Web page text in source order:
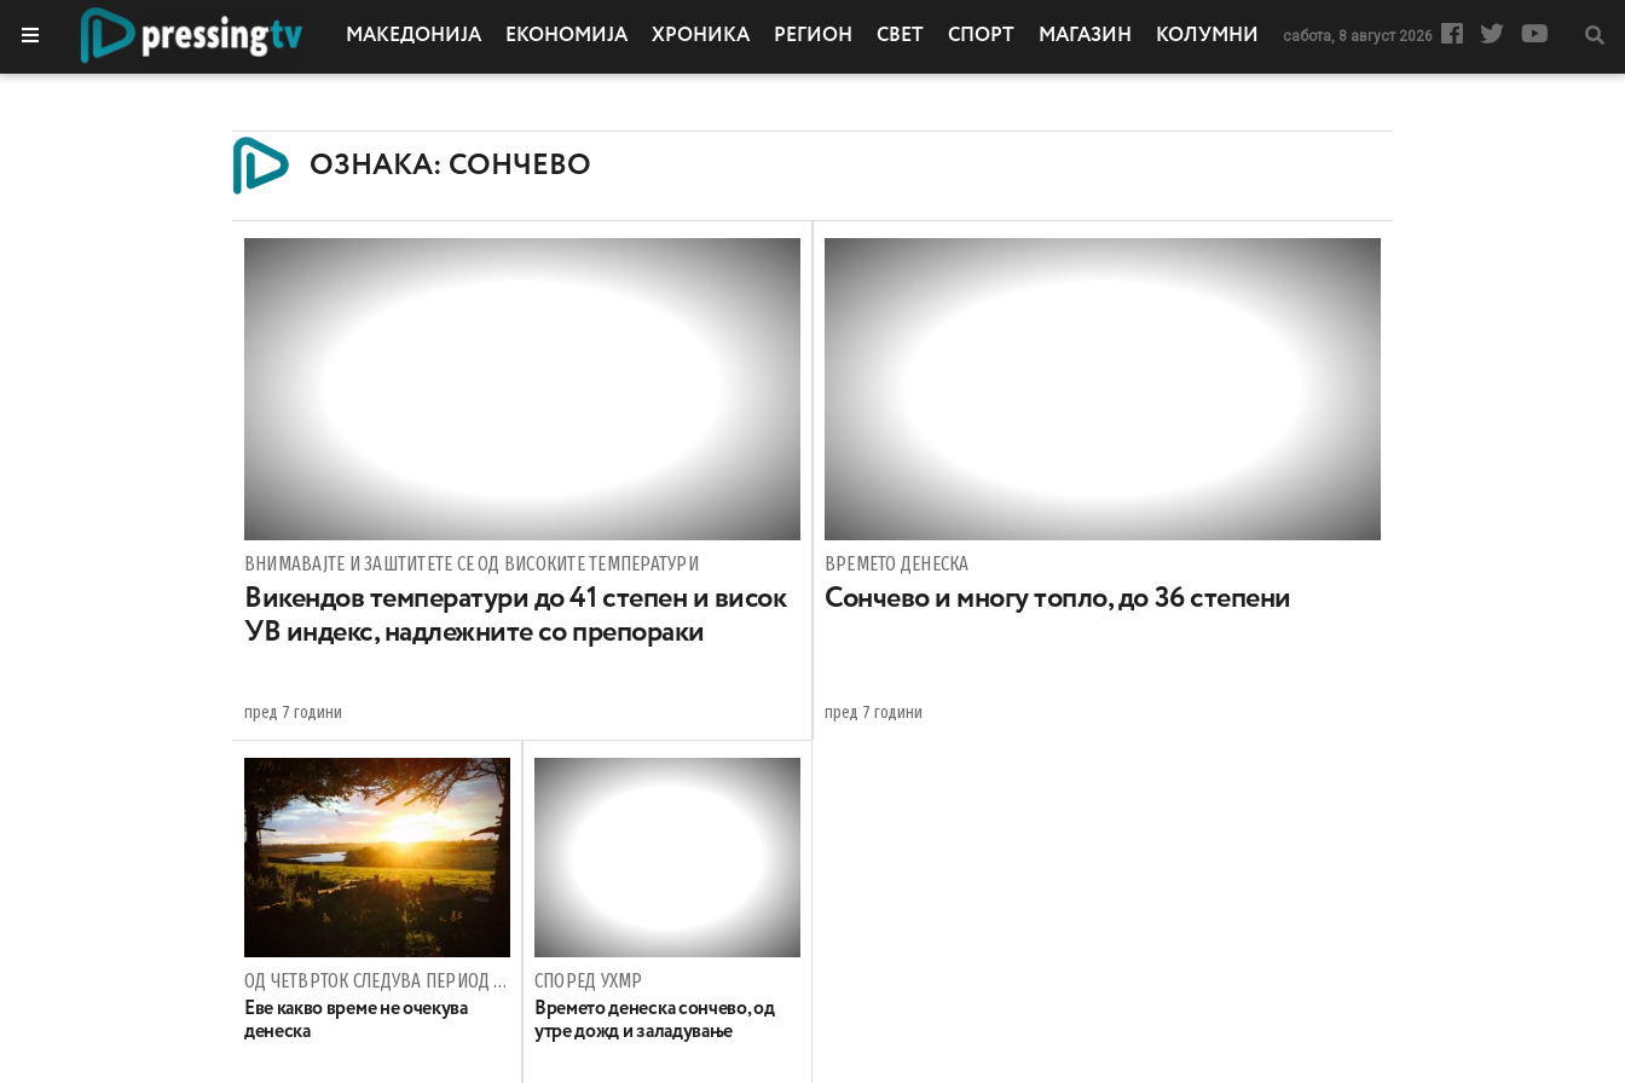
МАКЕДОНИЈА ЕКОНОМИЈА ХРОНИКА РЕГИОН СВЕТ СПОРТ МАГАЗИН КОЛУМНИ сабота, 8 август 2026
ОЗНАКА: СОНЧЕВО
ВНИМАВАЈТЕ И ЗАШТИТЕТЕ СЕ ОД ВИСОКИТЕ ТЕМПЕРАТУРИ
Викендов температури до 41 степен и виcoк
УВ индекс, надлежните со препораки
пред 7 години
ВРЕМЕТО ДЕНЕСКА
Сончево и многу топло, до 36 степени
пред 7 години
ОД ЧЕТВРТОК СЛЕДУВА ПЕРИОД НА ТОПЛО ВРЕМЕ
Еве какво време не очекува
денеска
СПОРЕД УХМР
Времето денеска сончево, од
утре дожд и заладување